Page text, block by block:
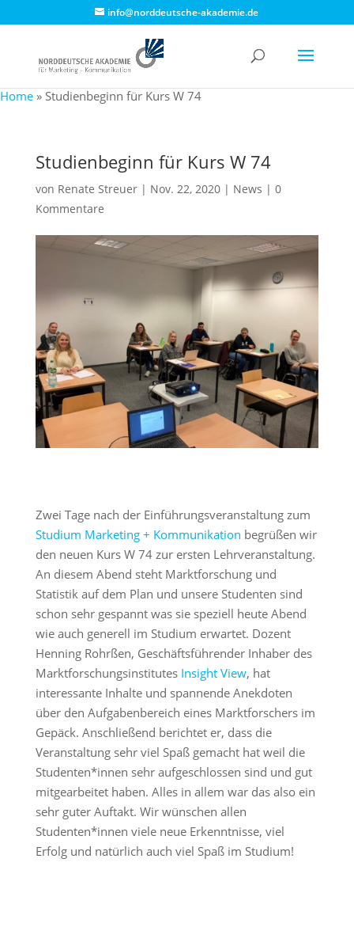
info@norddeutsche-akademie.de
Home » Studienbeginn für Kurs W 74
Studienbeginn für Kurs W 74
von Renate Streuer| Nov. 22, 2020| News | 0
Kommentare
Zwei Tage nach der Einführungsveranstaltung zum
Studium Marketing + Kommunikation begrüßen wir
den neuen Kurs W 74 zur ersten Lehrveranstaltung.
An diesem Abend steht Marktforschung und
Statistik auf dem Plan und unsere Studenten sind
schon sehr gespannt was sie speziell heute Abend
wie auch generell im Studium erwartet. Dozent
Henning Rohrßen, Geschäftsführender Inhaber des
Marktforschungsinstitutes Insight View, hat
interessante Inhalte und spannende Anekdoten
über den Aufgabenbereich eines Marktforschers im
Gepäck. Anschließend berichtet er, dass die
Veranstaltung sehr viel Spaß gemacht hat weil die
Studenten*innen sehr aufgeschlossen sind und gut
mitgearbeitet haben. Alles in allem war das also ein
sehr guter Auftakt. Wir wünschen allen
Studenten*innen viele neue Erkenntnisse, viel
Erfolg und natürlich auch viel Spaß im Studium!